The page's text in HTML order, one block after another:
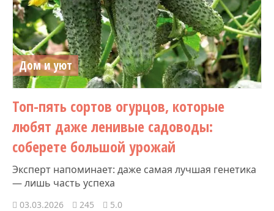
Дом и уют
Топ-пять сортов огурцов, которые
любят даже ленивые садоводы:
соберете большой урожай
Эксперт напоминает: даже самая лучшая генетика
— лишь часть успеха
03.03.2026 245 5.0